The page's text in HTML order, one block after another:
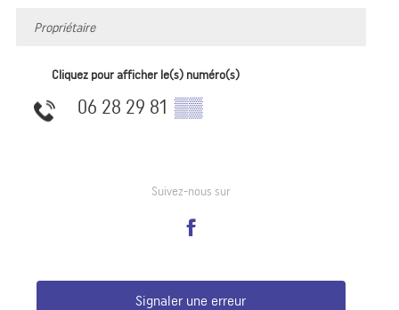
Propriétaire
Cliquez pour afficher le(s) numéro(s)
06 28 29 81 ▒▒
Suivez-nous sur
Signaler une erreur